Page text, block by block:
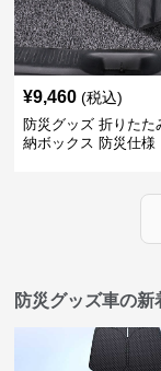
¥9,460 (税込)
防災グッズ 折りたた
納ボックス 防災仕様
防災グッズ車の新